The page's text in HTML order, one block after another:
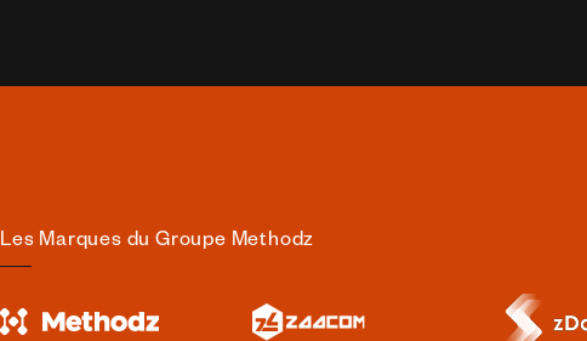
Les Marques du Groupe Methodz